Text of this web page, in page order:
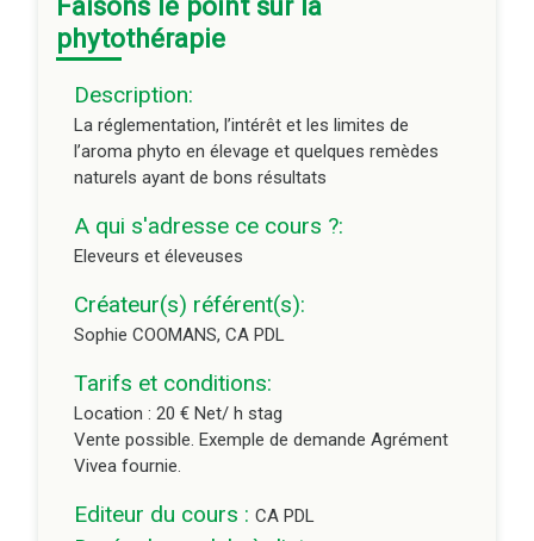
phytothérapie
Description:
La réglementation, l’intérêt et les limites de
l’aroma phyto en élevage et quelques remèdes
naturels ayant de bons résultats
A qui s'adresse ce cours ?:
Eleveurs et éleveuses
Créateur(s) référent(s):
Sophie COOMANS, CA PDL
Tarifs et conditions:
Location : 20 € Net/ h stag
Vente possible. Exemple de demande Agrément
Vivea fournie.
Editeur du cours : CA PDL
Vivea fournie.
Durée du module à distance :